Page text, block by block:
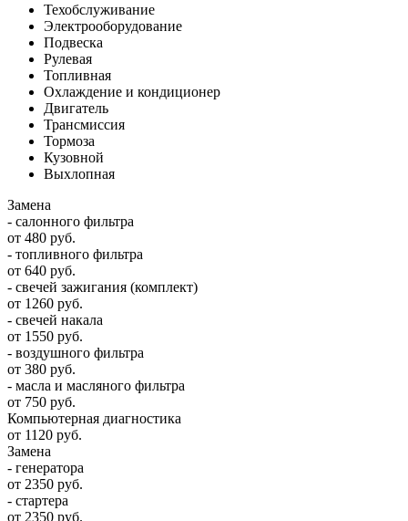
Техобслуживание
Электрооборудование
Подвеска
Рулевая
Топливная
Охлаждение и кондиционер
Двигатель
Трансмиссия
Тормоза
Кузовной
Выхлопная
Замена
- салонного фильтра
от 480 руб.
- топливного фильтра
от 640 руб.
- свечей зажигания (комплект)
от 1260 руб.
- свечей накала
от 1550 руб.
- воздушного фильтра
от 380 руб.
- масла и масляного фильтра
от 750 руб.
Компьютерная диагностика
от 1120 руб.
Замена
- генератора
от 2350 руб.
- стартера
от 2350 руб.